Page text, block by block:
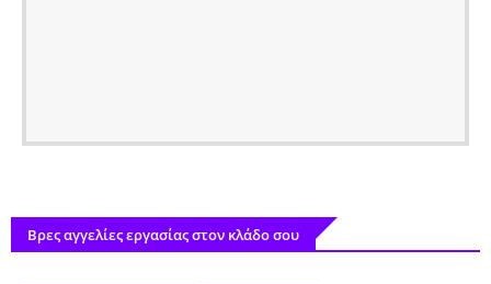
Βρες αγγελίες εργασίας στον κλάδο σου